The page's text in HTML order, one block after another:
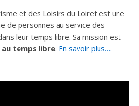
et des Loisirs du Loiret est une
de personnes au service des
leur temps libre. Sa mission est
au temps libre. En savoir plus….